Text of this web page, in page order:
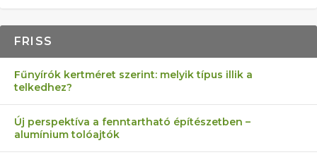
FRISS
Fűnyírók kertméret szerint: melyik típus illik a
telkedhez?
Új perspektíva a fenntartható építészetben –
alumínium tolóajtók